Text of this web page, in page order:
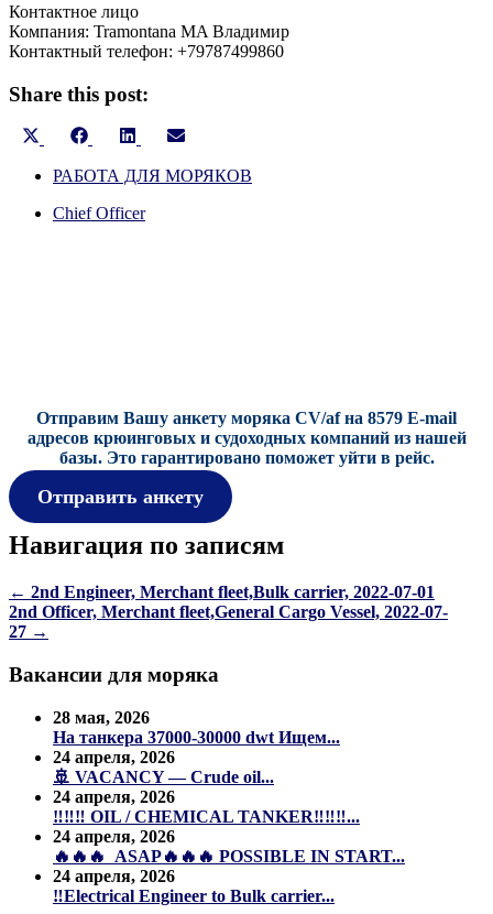
Контактное лицо
Компания: Tramontana MA Владимир
Контактный телефон: +79787499860
Share this post:
Share
X
Share
Facebook
Share
LinkedInEmail
РАБОТА ДЛЯ МОРЯКОВ
Chief Officer
Отправим Вашу анкету моряка CV/af на 8579 E-mail
адресов крюинговых и судоходных компаний из нашей
базы. Это гарантировано поможет уйти в рейс.
Отправить анкету
Навигация по записям
← 2nd Engineer, Merchant fleet,Bulk carrier, 2022-07-01
2nd Officer, Merchant fleet,General Cargo Vessel, 2022-07-
27 →
Вакансии для моряка
28 мая, 2026
На танкера 37000-30000 dwt Ищем...
24 апреля, 2026
🚢 VACANCY — Crude oil...
24 апреля, 2026
‼️‼️‼️ OIL / CHEMICAL TANKER‼️‼️‼️...
24 апреля, 2026
🔥🔥🔥 ASAP🔥🔥🔥 POSSIBLE IN START...
24 апреля, 2026
‼️Electrical Engineer to Bulk carrier...